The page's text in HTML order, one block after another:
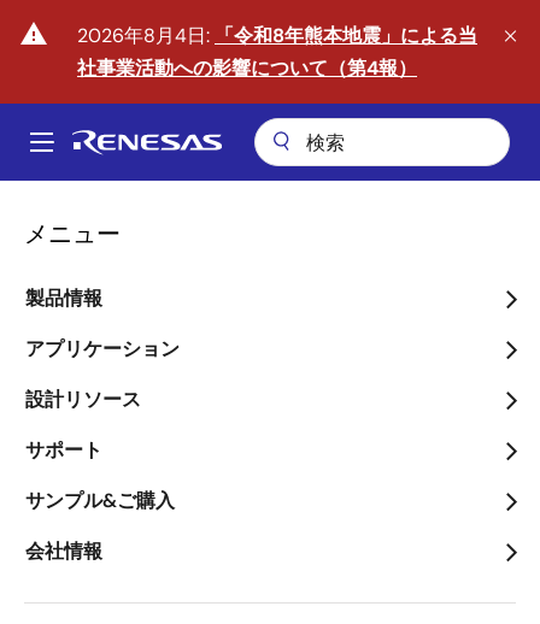
コ
ン
warning 2026年8月4日:
「令和8年熊本地震」による当
社事業活動への影響について（第4報）
Main
メニュー
製品情報
アプリケーション
設計リソース
サポート
サンプル&ご購入
会社情報
フィジカルAIの時代へ
詳しくはこちら
人と社会を支
ションで成長 の時代 のAI搭載IHクッキング
AIと現実
なぐ架け
pause